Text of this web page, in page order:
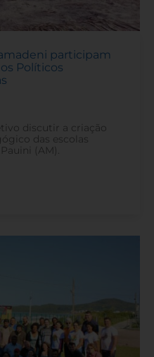
participam
Políticos
discutir a criação
das escolas
(AM).